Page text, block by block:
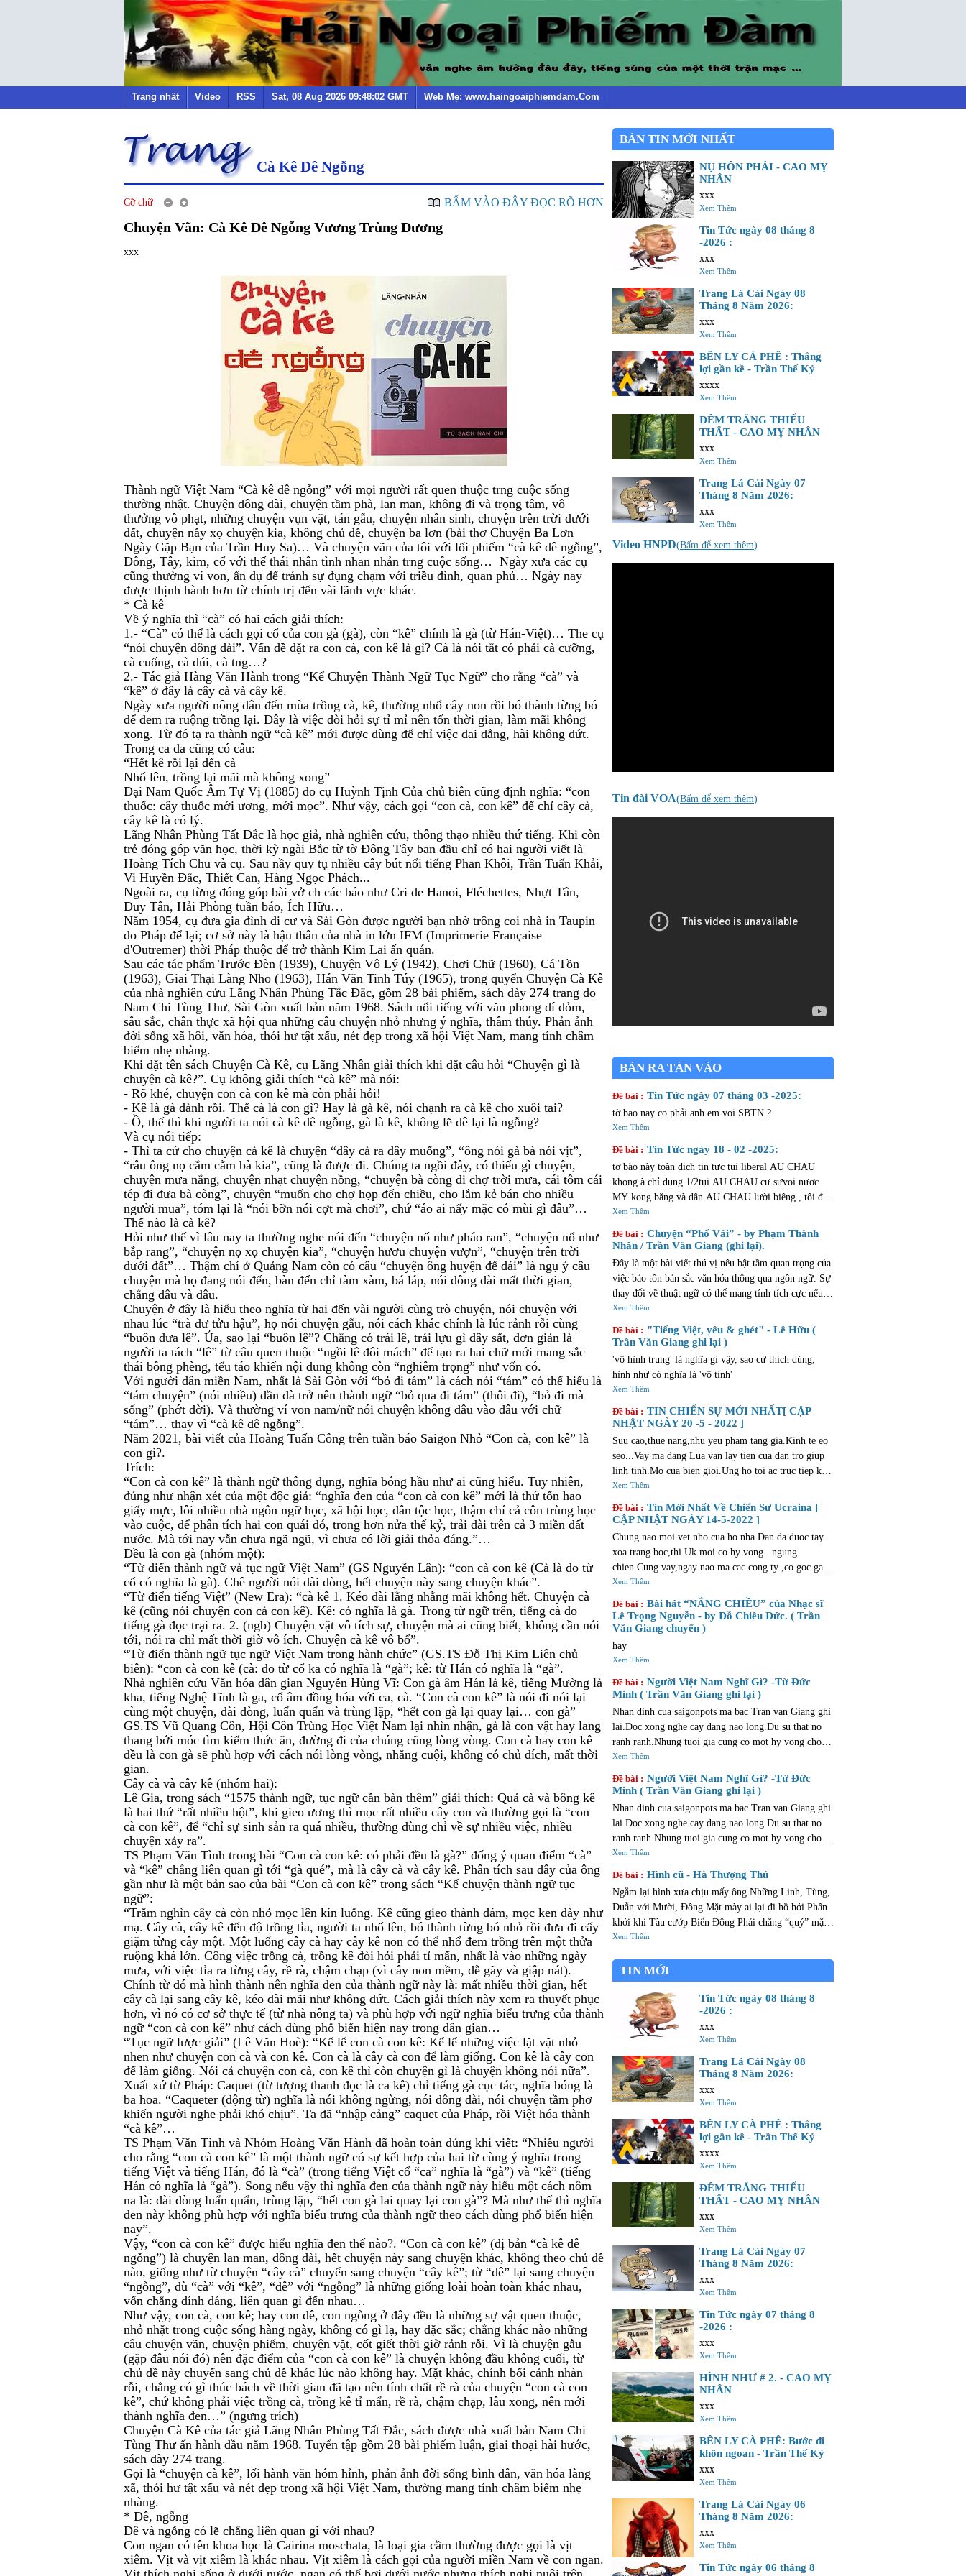
Trang nhất Video RSS Sat, 08 Aug 2026 09:48:02 GMT Web Mẹ: www.haingoaiphiemdam.Com
Cà Kê Dê Ngỗng
Cỡ chữ BẤM VÀO ĐÂY ĐỌC RÕ HƠN
Chuyện Vãn: Cà Kê Dê Ngỗng Vương Trùng Dương
xxx
Thành ngữ Việt Nam “Cà kê dê ngỗng” với mọi người rất quen thuộc trng cuộc sống
thường nhật. Chuyện dông dài, chuyện tầm phà, lan man, không đi và trọng tâm, vô
thưởng vô phạt, những chuyện vụn vặt, tán gẫu, chuyện nhân sinh, chuyện trên trời dưới
đất, chuyện nầy xọ chuyện kia, không chủ đề, chuyện ba lơn (bài thơ Chuyện Ba Lơn
Ngày Gặp Bạn của Trần Huy Sa)… Và chuyện vãn của tôi với lối phiếm “cà kê dê ngỗng”,
Đông, Tây, kim, cổ với thế thái nhân tình nhan nhản trng cuộc sống… Ngày xưa các cụ
cũng thường ví von, ẩn dụ để tránh sự đụng chạm với triều đình, quan phủ… Ngày nay
được thịnh hành hơn từ chính trị đến vài lãnh vực khác.
* Cà kê
Về ý nghĩa thì “cà” có hai cách giải thích:
1.- “Cà” có thể là cách gọi cổ của con gà (gà), còn “kê” chính là gà (từ Hán-Việt)… The cụ
“nói chuyện dông dài”. Vấn đề đặt ra con cà, con kê là gì? Cà là nói tắt có phải cà cưỡng,
cà cuống, cà dúi, cà tng…?
2.- Tác giả Hàng Văn Hành trong “Kể Chuyện Thành Ngữ Tục Ngữ” cho rằng “cà” và
“kê” ở đây là cây cà và cây kê.
Ngày xưa người nông dân đến mùa trồng cà, kê, thường nhổ cây non rồi bó thành từng bó
để đem ra ruộng trồng lại. Đây là việc đòi hỏi sự tỉ mỉ nên tốn thời gian, làm mãi không
xong. Từ đó tạ ra thành ngữ “cà kê” mới được dùng để chỉ việc dai dẳng, hài không dứt.
Trong ca da cũng có câu:
“Hết kê rồi lại đến cà
Nhổ lên, trồng lại mãi mà không xong”
Đại Nam Quốc Âm Tự Vị (1885) do cụ Huỳnh Tịnh Của chủ biên cũng định nghĩa: “con
thuốc: cây thuốc mới ương, mới mọc”. Như vậy, cách gọi “con cà, con kê” để chỉ cây cà,
cây kê là có lý.
Lãng Nhân Phùng Tất Đắc là học giả, nhà nghiên cứu, thông thạo nhiều thứ tiếng. Khi còn
trẻ đóng góp văn học, thời kỳ ngài Bắc từ tờ Đông Tây ban đầu chỉ có hai người viết là
Hoàng Tích Chu và cụ. Sau nầy quy tụ nhiều cây bút nổi tiếng Phan Khôi, Trần Tuấn Khải,
Vi Huyền Đắc, Thiết Can, Hàng Ngọc Phách...
Ngoài ra, cụ từng đóng góp bài vở ch các báo như Cri de Hanoi, Fléchettes, Nhựt Tân,
Duy Tân, Hải Phòng tuần báo, Ích Hữu…
Năm 1954, cụ đưa gia đình di cư và Sài Gòn được người bạn nhờ trông coi nhà in Taupin
do Pháp để lại; cơ sở này là hậu thân của nhà in lớn IFM (Imprimerie Française
d'Outremer) thời Pháp thuộc để trở thành Kim Lai ấn quán.
Sau các tác phẩm Trước Đèn (1939), Chuyện Vô Lý (1942), Chơi Chữ (1960), Cá Tồn
(1963), Giai Thại Làng Nho (1963), Hán Văn Tinh Túy (1965), trong quyển Chuyện Cà Kê
của nhà nghiên cứu Lãng Nhân Phùng Tắc Đắc, gồm 28 bài phiếm, sách dày 274 trang do
Nam Chi Tùng Thư, Sài Gòn xuất bản năm 1968. Sách nổi tiếng với văn phong dí dỏm,
sâu sắc, chân thực xã hội qua những câu chuyện nhỏ nhưng ý nghĩa, thâm thúy. Phản ảnh
đời sống xã hôi, văn hóa, thói hư tật xấu, nét đẹp trong xã hội Việt Nam, mang tính châm
biếm nhẹ nhàng.
Khi đặt tên sách Chuyện Cà Kê, cụ Lãng Nhân giải thích khi đặt câu hỏi “Chuyện gì là
chuyện cà kê?”. Cụ không giải thích “cà kê” mà nói:
- Rõ khé, chuyện con cà con kê mà còn phải hỏi!
- Kê là gà đành rồi. Thế cà là con gì? Hay là gà kê, nói chạnh ra cà kê cho xuôi tai?
- Ồ, thế thì khi người ta nói cà kê dê ngỗng, gà là kê, không lẽ dê lại là ngỗng?
Và cụ nói tiếp:
- Thì ta cứ cho chuyện cà kê là chuyện “dây cà ra dây muống”, “ông nói gà bà nói vịt”,
“râu ông nọ cắm cằm bà kia”, cũng là được đi. Chúng ta ngồi đây, có thiếu gì chuyện,
chuyện mưa nắng, chuyện nhạt chuyện nồng, “chuyện bà còng đi chợ trời mưa, cái tôm cái
tép đi đưa bà còng”, chuyện “muốn cho chợ họp đến chiều, cho lắm kẻ bán cho nhiều
người mua”, tóm lại là “nói bỡn nói cợt mà chơi”, chứ “áo ai nấy mặc có mùi gì đâu”…
Thế nào là cà kê?
Hỏi như thế vì lâu nay ta thường nghe nói đến “chuyện nổ như pháo ran”, “chuyện nổ như
bắp rang”, “chuyện nọ xọ chuyện kia”, “chuyện hươu chuyện vượn”, “chuyện trên trời
dưới đất”… Thậm chí ở Quảng Nam còn có câu “chuyện ông huyện để dái” là ngụ ý câu
chuyện mà họ đang nói đến, bàn đến chỉ tàm xàm, bá láp, nói dông dài mất thời gian,
chẳng đâu và đâu.
Chuyện ở đây là hiểu theo nghĩa từ hai đến vài người cùng trò chuyện, nói chuyện với
nhau lúc “trà dư tửu hậu”, họ nói chuyện gẫu, nói cách khác chính là lúc rảnh rỗi cùng
“buôn dưa lê”. Ủa, sao lại “buôn lê”? Chẳng có trái lê, trái lựu gì đây sất, đơn giản là
người ta tách “lê” từ câu quen thuộc “ngồi lê đôi mách” để tạo ra hai chữ mới mang sắc
thái bông phèng, tếu táo khiến nội dung không còn “nghiêm trọng” như vốn có.
Với người dân miền Nam, nhất là Sài Gòn với “bỏ đi tám” là cách nói “tám” có thể hiểu là
“tám chuyện” (nói nhiều) dần dà trở nên thành ngữ “bỏ qua đi tám” (thôi đi), “bỏ đi mà
sống” (phớt đời). Và thường ví von nam/nữ nói chuyện không đâu vào đâu với chữ
“tám”… thay vì “cà kê dê ngỗng”.
Năm 2021, bài viết của Hoàng Tuấn Công trên tuần báo Saigon Nhỏ “Con cà, con kê” là
con gì?.
Trích:
“Con cà con kê” là thành ngữ thông dụng, nghĩa bóng hầu như ai cũng hiểu. Tuy nhiên,
đúng như nhận xét của một độc giả: “nghĩa đen của “con cà con kê” mới là thứ tốn hao
giấy mực, lôi nhiều nhà ngôn ngữ học, xã hội học, dân tộc học, thậm chí cả côn trùng học
vào cuộc, để phân tích hai con quái đó, trong hơn nửa thế kỷ, trải dài trên cả 3 miền đất
nước. Mà tới nay vẫn chưa ngã ngũ, vì chưa có lời giải thỏa đáng.”…
Đều là con gà (nhóm một):
“Từ điển thành ngữ và tục ngữ Việt Nam” (GS Nguyễn Lân): “con cà con kê (Cà là do từ
cổ có nghĩa là gà). Chê người nói dài dòng, hết chuyện này sang chuyện khác”.
“Từ điển tiếng Việt” (New Era): “cà kê 1. Kéo dài lằng nhằng mãi không hết. Chuyện cà
kê (cũng nói chuyện con cà con kê). Kê: có nghĩa là gà. Trong từ ngữ trên, tiếng cà do
tiếng gà đọc trại ra. 2. (ngb) Chuyện vặt vô tích sự, chuyện mà ai cũng biết, không cần nói
tới, nói ra chỉ mất thời giờ vô ích. Chuyện cà kê vô bổ”.
“Từ điển thành ngữ tục ngữ Việt Nam trong hành chức” (GS.TS Đỗ Thị Kim Liên chủ
biên): “con cà con kê (cà: do từ cổ ka có nghĩa là “gà”; kê: từ Hán có nghĩa là “gà”.
Nhà nghiên cứu Văn hóa dân gian Nguyễn Hùng Vĩ: Con gà âm Hán là kê, tiếng Mường là
kha, tiếng Nghệ Tĩnh là ga, cổ âm đồng hóa với ca, cà. “Con cà con kê” là nói đi nói lại
cùng một chuyện, dài dòng, luẩn quẩn và trùng lặp, “hết con gà lại quay lại… con gà”
GS.TS Vũ Quang Côn, Hội Côn Trùng Học Việt Nam lại nhìn nhận, gà là con vật hay lang
thang bới móc tìm kiếm thức ăn, đường đi của chúng cũng lòng vòng. Con cà hay con kê
đều là con gà sẽ phù hợp với cách nói lòng vòng, nhăng cuội, không có chủ đích, mất thời
gian.
Cây cà và cây kê (nhóm hai):
Lê Gia, trong sách “1575 thành ngữ, tục ngữ cần bàn thêm” giải thích: Quả cà và bông kê
là hai thứ “rất nhiều hột”, khi gieo ương thì mọc rất nhiều cây con và thường gọi là “con
cà con kê”, để “chỉ sự sinh sản ra quá nhiều, thường dùng chỉ về sự nhiều việc, nhiều
chuyện xảy ra”.
TS Phạm Văn Tình trong bài “Con cà con kê: có phải đều là gà?” đống ý quan điểm “cà”
và “kê” chẳng liên quan gì tới “gà qué”, mà là cây cà và cây kê. Phân tích sau đây của ông
gần như là một bản sao của bài “Con cà con kê” trong sách “Kể chuyện thành ngữ tục
ngữ”:
“Trăm nghìn cây cà còn nhỏ mọc lên kín luống. Kê cũng gieo thành đám, mọc ken dày như
mạ. Cây cà, cây kê đến độ trồng tỉa, người ta nhổ lên, bó thành từng bó nhỏ rồi đưa đi cấy
giặm từng cây một. Một luống cây cà hay cây kê non có thể nhổ đem trồng trên một thửa
ruộng khá lớn. Công việc trồng cà, trồng kê đòi hỏi phải tỉ mẩn, nhất là vào những ngày
mưa, với việc tỉa ra từng cây, rề rà, chậm chạp (vì cây non mềm, dễ gãy và giập nát).
Chính từ đó mà hình thành nên nghĩa đen của thành ngữ này là: mất nhiều thời gian, hết
cây cà lại sang cây kê, kéo dài mãi như không dứt. Cách giải thích này xem ra thuyết phục
hơn, vì nó có cơ sở thực tế (từ nhà nông ta) và phù hợp với ngữ nghĩa biểu trưng của thành
ngữ “con cà con kê” như cách dùng phổ biến hiện nay trong dân gian…
“Tục ngữ lược giải” (Lê Văn Hoè): “Kể lể con cà con kê: Kể lể những việc lặt vặt nhỏ
nhen như chuyện con cà và con kê. Con cà là cây cà con để làm giống. Con kê là cây con
để làm giống. Nói cả chuyện con cà, con kê thì còn chuyện gì là chuyện không nói nữa”.
Xuất xứ từ Pháp: Caquet (từ tượng thanh đọc là ca kê) chỉ tiếng gà cục tác, nghĩa bóng là
ba hoa. “Caqueter (động từ) nghĩa là nói không ngừng, nói dông dài, nói chuyện tầm phơ
khiến người nghe phải khó chịu”. Ta đã “nhập cảng” caquet của Pháp, rồi Việt hóa thành
“cà kê”…
TS Phạm Văn Tình và Nhóm Hoàng Văn Hành đã hoàn toàn đúng khi viết: “Nhiều người
cho rằng “con cà con kê” là một thành ngữ có sự kết hợp của hai từ cùng ý nghĩa trong
tiếng Việt và tiếng Hán, đó là “cà” (trong tiếng Việt cổ “ca” nghĩa là “gà”) và “kê” (tiếng
Hán có nghĩa là “gà”). Song nếu vậy thì nghĩa đen của thành ngữ này hiểu một cách nôm
na là: dài dòng luẩn quẩn, trùng lặp, “hết con gà lai quay lại con gà”? Mà như thế thì nghĩa
đen này không phù hợp với nghĩa biểu trưng của thành ngữ theo cách dùng phổ biến hiện
nay”.
Vậy, “con cà con kê” được hiểu nghĩa đen thế nào?. “Con cà con kê” (dị bản “cà kê dê
ngỗng”) là chuyện lan man, dông dài, hết chuyện này sang chuyện khác, không theo chủ đề
nào, giống như từ chuyện “cây cà” chuyển sang chuyện “cây kê”; từ “dê” lại sang chuyện
“ngỗng”, dù “cà” với “kê”, “dê” với “ngỗng” là những giống loài hoàn toàn khác nhau,
vốn chẳng dính dáng, liên quan gì đến nhau…
Như vậy, con cà, con kê; hay con dê, con ngỗng ở đây đều là những sự vật quen thuộc,
nhỏ nhặt trong cuộc sống hàng ngày, không có gì lạ, hay đặc sắc; chẳng khác nào những
câu chuyện vãn, chuyện phiếm, chuyện vặt, cốt giết thời giờ rảnh rỗi. Vì là chuyện gẫu
(gặp đâu nói đó) nên đặc điểm của “con cà con kê” là chuyện không đầu không cuối, từ
chủ đề này chuyển sang chủ đề khác lúc nào không hay. Mặt khác, chính bối cảnh nhàn
rỗi, chẳng có gì thúc bách về thời gian đã tạo nên tính chất rề rà của chuyện “con cà con
kê”, chứ không phải việc trồng cà, trồng kê tỉ mẩn, rề rà, chậm chạp, lâu xong, nên mới
thành nghĩa đen…” (ngưng trích)
Chuyện Cà Kê của tác giả Lãng Nhân Phùng Tất Đắc, sách được nhà xuất bản Nam Chi
Tùng Thư ấn hành đầu năm 1968. Tuyển tập gồm 28 bài phiếm luận, giai thoại hài hước,
sách dày 274 trang.
Gọi là “chuyện cà kê”, lối hành văn hóm hỉnh, phản ảnh đời sống bình dân, văn hóa làng
xã, thói hư tật xấu và nét đẹp trong xã hội Việt Nam, thường mang tính châm biếm nhẹ
nhàng.
* Dê, ngỗng
Dê và ngỗng có lẽ chẳng liên quan gì với nhau?
Con ngan có tên khoa học là Cairina moschata, là loại gia cầm thường được gọi là vịt
xiêm. Vịt và vịt xiêm là khác nhau. Vịt xiêm là cách gọi của người miền Nam về con ngan.
BẢN TIN MỚI NHẤT
NỤ HÔN PHẢI - CAO MỴ
NHÂN
xxx
Xem Thêm
Tin Tức ngày 08 tháng 8
-2026 :
xxx
Xem Thêm
Trang Lá Cải Ngày 08
Tháng 8 Năm 2026:
xxx
Xem Thêm
BÊN LY CÀ PHÊ : Thắng
lợi gần kề - Trần Thế Kỷ
xxxx
Xem Thêm
ĐÊM TRĂNG THIẾU
THẤT - CAO MỴ NHÂN
xxx
Xem Thêm
Trang Lá Cải Ngày 07
Tháng 8 Năm 2026:
xxx
Xem Thêm
Video HNPD(Bấm để xem thêm)
Tin đài VOA(Bấm để xem thêm)
BÀN RA TÁN VÀO
Đề bài : Tin Tức ngày 07 tháng 03 -2025:
tờ bao nay co phải anh em voi SBTN ?
Xem Thêm
Đề bài : Tin Tức ngày 18 - 02 -2025:
tơ bào này toàn dich tin tưc tui liberal AU CHAU
khong à chỉ đung 1/2tụi AU CHAU cư sưvoi nươc
MY kong băng và dân AU CHAU lười biêng , tôi đả
đi choi AU CHAU mừoi ngày ròi thừ bay chăng cò
cửa tiệm mở ...dân AU CHAU lười như hủi .
Xem Thêm
Đề bài : Chuyện “Phố Vải” - by Phạm Thành
Nhân / Trần Văn Giang (ghi lại).
Đây là một bài viết thú vị nêu bật tầm quan trọng của
việc bảo tồn bản sắc văn hóa thông qua ngôn ngữ. Sự
thay đổi về thuật ngữ có thể mang tính tích cực nếu
chúng vẫn giữ được mối liên hệ với truyền thống và
lịch sử địa phương. Văn bản này cũng gợi lên những
cảm xúc và suy nghĩ tương tự như những gì bạn trải
qua khi mua bất động sản. Quá trình này cũng tràn
đầy sự phấn khích và niềm vui. Điều này đặc biệt
đúng đối với các dự án mới của Al Sharq Investment
investment, cung cấp các lựa chọn nhà ở hiện đại và
tiện lợi để giúp bạn tìm được ngôi nhà lý tưởng.
Xem Thêm
Đề bài : "Tiếng Việt, yêu & ghét" - Lê Hữu (
Trần Văn Giang ghi lại )
'vô hình trung' là nghĩa gì vậy, sao cứ thích dùng,
hình như có nghĩa là 'vô tình'
Xem Thêm
Đề bài : TIN CHIẾN SỰ MỚI NHẤT[ CẬP
NHẬT NGÀY 20 -5 - 2022 ]
Suu cao,thue nang,nhu yeu pham tang gia.Kinh te eo
seo...Vay ma dang Lua van lay tien cua dan tro giup
linh tinh.Mo cua bien gioi.Ung ho toi ac truc tiep khi
sua luat cho phep trom cuop o muc do <1.000 dollars
thi vo toi....Neu vao thoi diem Trump,bon Lua da ho
hoan nhu the nao ??? Nhung nguoi bau ban vi chut tu
loi ,nghi gi ve dat nuoc ??? Phai chang day khong
phai la dat nuoc minh ??? bat qua,lai tro ve que huong
cu...Neu vay,ban la thang cho chet ! mien ban !
Xem Thêm
Đề bài : Tin Mới Nhất Về Chiến Sư Ucraina [
CẬP NHẬT NGÀY 14-5-2022 ]
Chung nao moi vet nho cua ho nha Dan da duoc tay
xoa trang boc,thi Uk moi co hy vong...ngung
chien.Cung vay,ngay nao ma cac cong ty ,co goc gac
tu cac dang bac nu luu-anh hao cua khoi tu do va ong
chief police va dang Lua thi moi giai xong phuong
trinh tau cong !
Xem Thêm
Đề bài : Bài hát “NẮNG CHIỀU” của Nhạc sĩ
Lê Trọng Nguyễn - by Đỗ Chiêu Đức. ( Trần
Văn Giang chuyển )
hay
Xem Thêm
Đề bài : Người Việt Nam Nghĩ Gì? -Từ Đức
Minh ( Trần Văn Giang ghi lại )
Nhan dinh cua saigonpots ma bac Tran van Giang ghi
lai.Doc xong nghe cay dang nao long.Du su that no
ranh ranh.Nhung tuoi gia cung co mot hy vong cho
du la mong manh va mo ao. hy vong con hon la that
Xem Thêm
Đề bài : Người Việt Nam Nghĩ Gì? -Từ Đức
Minh ( Trần Văn Giang ghi lại )
Nhan dinh cua saigonpots ma bac Tran van Giang ghi
lai.Doc xong nghe cay dang nao long.Du su that no
ranh ranh.Nhung tuoi gia cung co mot hy vong cho
du la mong manh va mo ao. hy vong con hon la that
Xem Thêm
Đề bài : Hình cũ - Hà Thượng Thủ
Ngắm lại hình xưa chịu mấy ông Những Linh, Tùng,
Duẫn với Mười, Đồng Mặt mày ai lại đi hồ hởi Phấn
khởi khi Tàu cướp Biển Đông Phải chăng “quý” mặt
đã thành mông Con mắt nay đà có nhưng không Nên
tông?
Xem Thêm
TIN MỚI
Tin Tức ngày 08 tháng 8
-2026 :
xxx
Xem Thêm
Trang Lá Cải Ngày 08
Tháng 8 Năm 2026:
xxx
Xem Thêm
BÊN LY CÀ PHÊ : Thắng
lợi gần kề - Trần Thế Kỷ
xxxx
Xem Thêm
ĐÊM TRĂNG THIẾU
THẤT - CAO MỴ NHÂN
xxx
Xem Thêm
Trang Lá Cải Ngày 07
Tháng 8 Năm 2026:
xxx
Xem Thêm
Tin Tức ngày 07 tháng 8
-2026 :
xxx
Xem Thêm
HÌNH NHƯ # 2. - CAO MỴ
NHÂN
xxx
Xem Thêm
BÊN LY CÀ PHÊ: Bước đi
khôn ngoan - Trần Thế Kỷ
xxx
Xem Thêm
Trang Lá Cải Ngày 06
Tháng 8 Năm 2026:
xxx
Xem Thêm
Tin Tức ngày 06 tháng 8